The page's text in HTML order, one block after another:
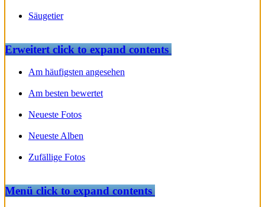
Säugetier
Erweitertclick to expand contents
Am häufigsten angesehen
Am besten bewertet
Neueste Fotos
Neueste Alben
Zufällige Fotos
Menüclick to expand contents